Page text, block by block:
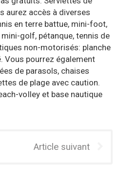
aurez accès à diverses
en terre battue, mini-foot,
golf, pétanque, tennis de
non-motorisés: planche
Vous pourrez également
de parasols, chaises
de plage avec caution.
voIley et base nautique
Article suivant